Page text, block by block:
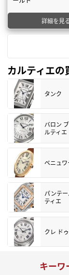
詳細を見
カルティエ
タンク
バロン
ルティエ
ベニュワ
パンテ
ティエ
クレ ド
キーワ